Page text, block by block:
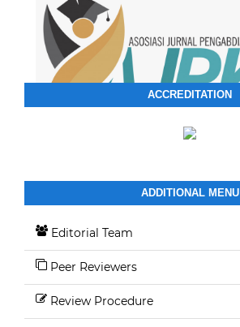
ACCREDITATION
ADDITIONAL MENU
Editorial Team
Peer Reviewers
Review Procedure